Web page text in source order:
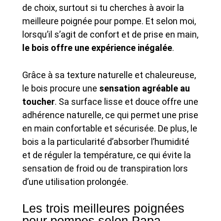
de choix, surtout si tu cherches à avoir la
meilleure poignée pour pompe. Et selon moi,
lorsqu’il s’agit de confort et de prise en main,
le bois offre une expérience inégalée.
Grâce à sa texture naturelle et chaleureuse,
le bois procure une sensation agréable au
toucher. Sa surface lisse et douce offre une
adhérence naturelle, ce qui permet une prise
en main confortable et sécurisée. De plus, le
bois a la particularité d’absorber l’humidité
et de réguler la température, ce qui évite la
sensation de froid ou de transpiration lors
d’une utilisation prolongée.
Les trois meilleures poignées